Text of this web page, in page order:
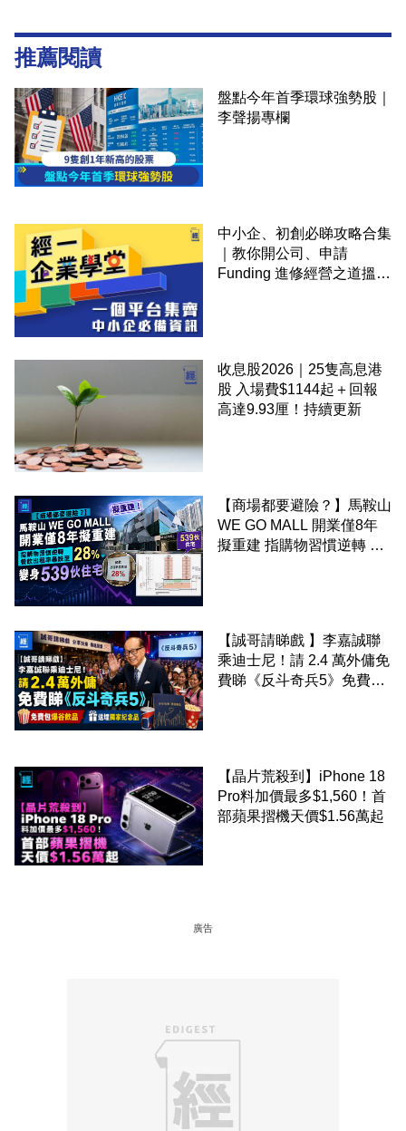
推薦閱讀
盤點今年首季環球強勢股｜
李聲揚專欄
中小企、初創必睇攻略合集
｜教你開公司、申請
Funding 進修經營之道搵大
收息股2026｜25隻高息港
股 入場費$1144起＋回報
高達9.93厘！持續更新
【商場都要避險？】馬鞍山
WE GO MALL 開業僅8年
擬重建 指購物習慣逆轉 餐
【誠哥請睇戲 】李嘉誠聯
乘迪士尼！請 2.4 萬外傭免
費睇《反斗奇兵5》免費包
【晶片荒殺到】iPhone 18
Pro料加價最多$1,560！首
部蘋果摺機天價$1.56萬起
廣告